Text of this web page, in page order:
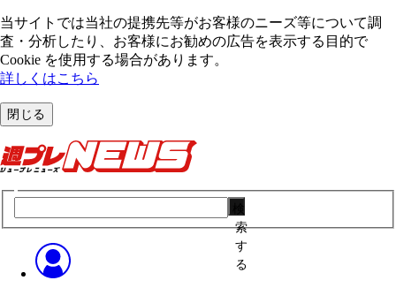
当サイトでは当社の提携先等がお客様のニーズ等について調
査・分析したり、お客様にお勧めの広告を表⽰する⽬的で
Cookie を使⽤する場合があります。
詳しくはこちら
閉じる
索
す
る